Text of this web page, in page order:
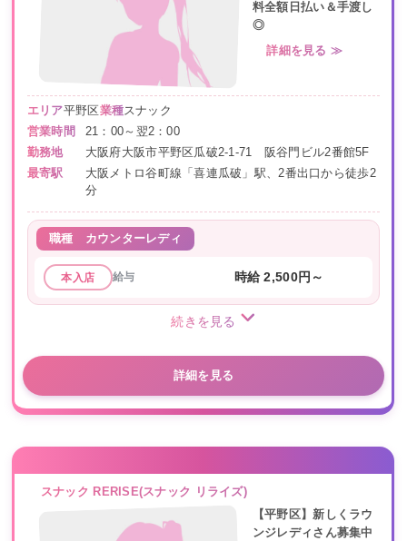
料全額日払い＆手渡し
◎
詳細を見る ≫
エリア平野区 業種スナック
営業時間
21：00～翌2：00
勤務地
大阪府大阪市平野区瓜破2-1-71 阪谷門ビル2番館5F
最寄駅
大阪メトロ谷町線「喜連瓜破」駅、2番出口から徒歩2
分
職種 カウンターレディ
本入店 給与 時給 2,500円～
続きを見る
詳細を見る
スナック RERISE(スナック リライズ)
【平野区】新しくラウ
ンジレディさん募集中